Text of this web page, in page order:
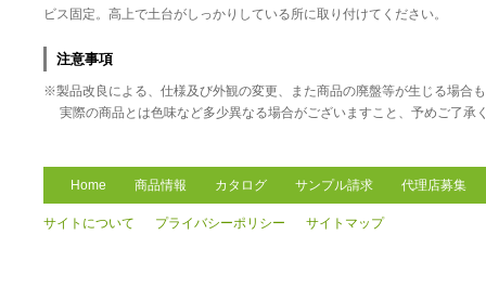
ビス固定。高上で土台がしっかりしている所に取り付けてください。
注意事項
※製品改良による、仕様及び外観の変更、また商品の廃盤等が生じる場合
実際の商品とは色味など多少異なる場合がございますこと、予めご了承
Home 商品情報 カタログ サンプル請求 代理店募集
サイトについて プライバシーポリシー サイトマップ